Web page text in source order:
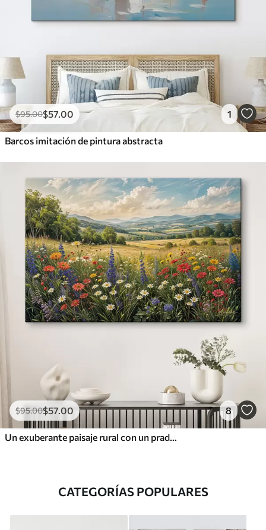
$95.00$57.00 1
Barcos imitación de pintura abstracta
$95.00$57.00 8
Un exuberante paisaje rural con un prado de flores silvestres vibrantes y lleno de flores coloridas bajo un cielo nublado
CATEGORÍAS POPULARES